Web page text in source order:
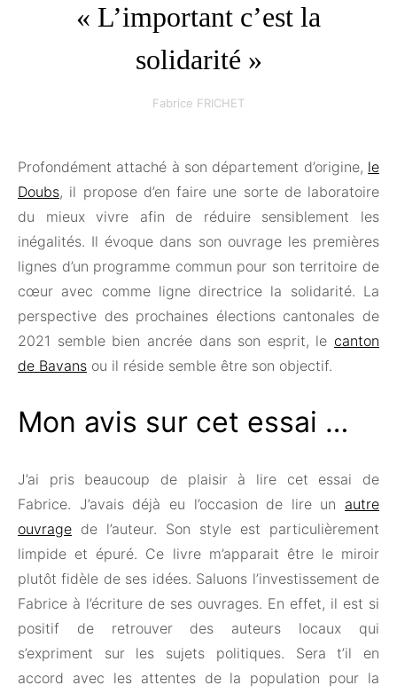
« L’important c’est la
solidarité »
Fabrice FRICHET
Profondément attaché à son département d’origine, le
Doubs, il propose d’en faire une sorte de laboratoire
du mieux vivre afin de réduire sensiblement les
inégalités. Il évoque dans son ouvrage les premières
lignes d’un programme commun pour son territoire de
cœur avec comme ligne directrice la solidarité. La
perspective des prochaines élections cantonales de
2021 semble bien ancrée dans son esprit, le canton
de Bavans ou il réside semble être son objectif.
Mon avis sur cet essai …
J’ai pris beaucoup de plaisir à lire cet essai de
Fabrice. J’avais déjà eu l’occasion de lire un autre
ouvrage de l’auteur. Son style est particulièrement
limpide et épuré. Ce livre m’apparait être le miroir
plutôt fidèle de ses idées. Saluons l’investissement de
Fabrice à l’écriture de ses ouvrages. En effet, il est si
positif de retrouver des auteurs locaux qui
s’expriment sur les sujets politiques. Sera t’il en
accord avec les attentes de la population pour la